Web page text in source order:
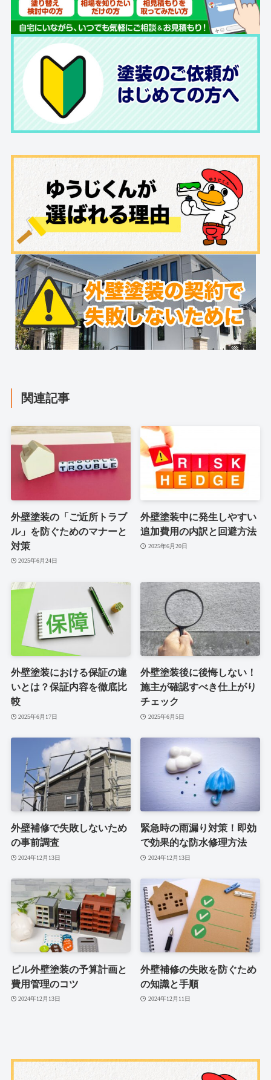
関連記事
外壁塗装の「ご近所トラブ
ル」を防ぐためのマナーと
対策
2025年6月24日
外壁塗装中に発生しやすい
追加費用の内訳と回避方法
2025年6月20日
外壁塗装における保証の違
いとは？保証内容を徹底比
較
2025年6月17日
外壁塗装後に後悔しない！
施主が確認すべき仕上がり
チェック
2025年6月5日
外壁補修で失敗しないため
の事前調査
2024年12月13日
緊急時の雨漏り対策！即効
で効果的な防水修理方法
2024年12月13日
ビル外壁塗装の予算計画と
費用管理のコツ
2024年12月13日
外壁補修の失敗を防ぐため
の知識と手順
2024年12月11日